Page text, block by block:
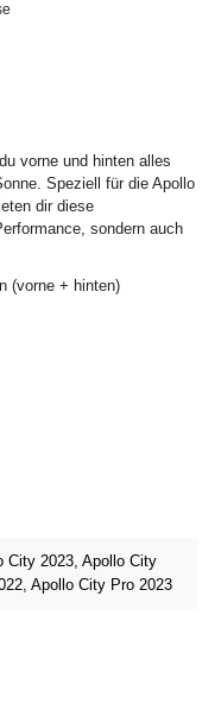
vorne und hinten alles
Speziell für die Apollo
dir diese
sondern auch
(vorne + hinten)
City 2023 , Apollo City
, Apollo City Pro 2023